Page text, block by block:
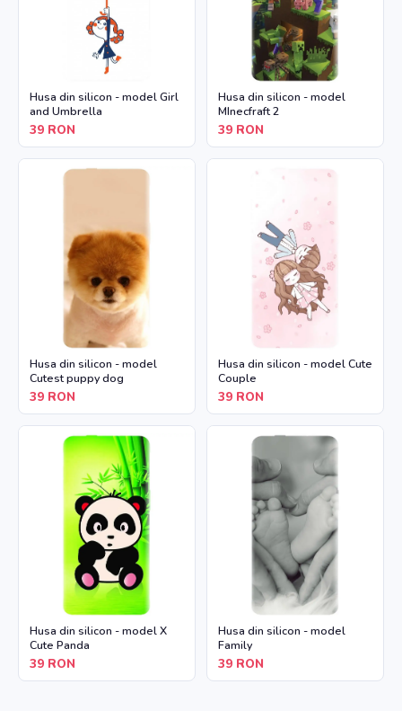
Husa din silicon - model Girl
and Umbrella
39 RON
Husa din silicon - model
MInecfraft 2
39 RON
Husa din silicon - model
Cutest puppy dog
39 RON
Husa din silicon - model Cute
Couple
39 RON
Husa din silicon - model X
Cute Panda
39 RON
Husa din silicon - model
Family
39 RON